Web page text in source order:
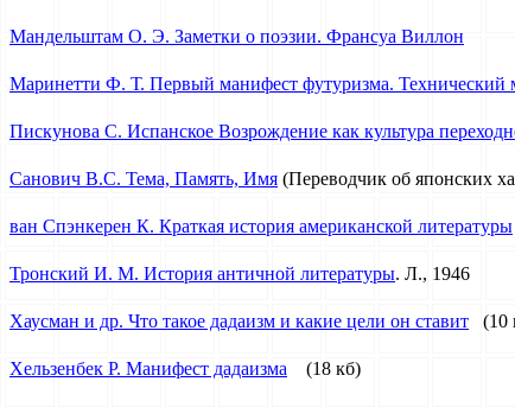
Мандельштам О. Э. Заметки о поэзии. Франсуа Виллон
Маринетти Ф. Т. Первый манифест футуризма. Технический
Пискунова С. Испанское Возрождение как культура
Санович В.С. Тема, Память, Имя (Переводчик об японских
ван Спэнкерен К. Краткая история американской литературы
Тронский И. М. История античной литературы. Л., 1946
Хаусман и др. Что такое дадаизм и какие цели он ставит (10
Хельзенбек Р. Манифест дадаизма (18 кб)